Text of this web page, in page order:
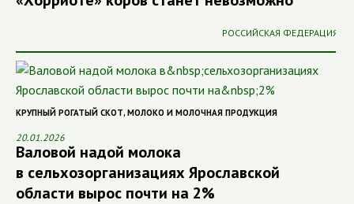
РОССИЙСКАЯ ФЕДЕРАЦИЯ
КРУПНЫЙ РОГАТЫЙ СКОТ, МОЛОКО И МОЛОЧНАЯ ПРОДУКЦИЯ
20.01.2026
Валовой надой молока
в сельхозорганизациях Ярославской
области вырос почти на 2%